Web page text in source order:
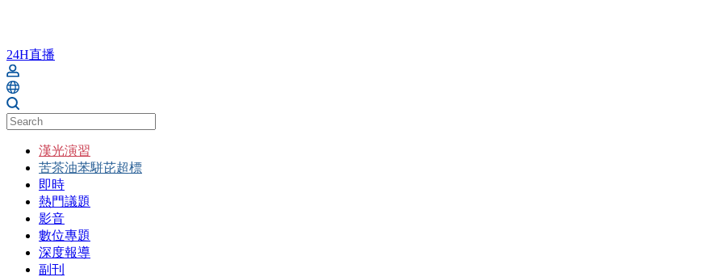
24H直播
漢光演習
苦茶油苯駢芘超標
即時
熱門議題
影音
數位專題
深度報導
副刊